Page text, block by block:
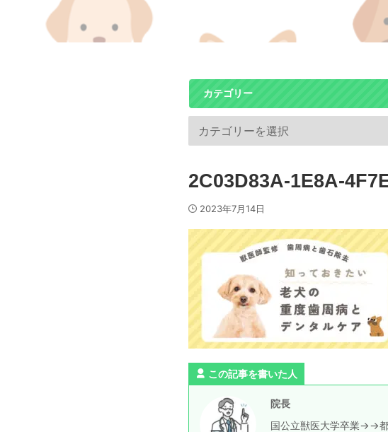
カテゴリー
2C03D83A-1E8A-
2023年7月14日
この記事を書いた人
院長
国公立獣医大学卒業→→